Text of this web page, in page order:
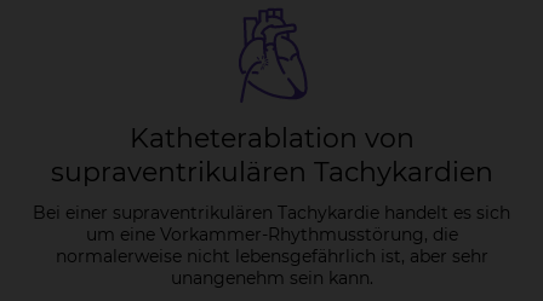
Ka­the­tera­b­la­ti­on von
su­pra­ven­tri­ku­lären Tachy­kar­di­en
Bei einer supraventrikulären Tachykardie handelt es sich
um eine Vorkammer-Rhythmusstörung, die
normalerweise nicht lebensgefährlich ist, aber sehr
unangenehm sein kann.